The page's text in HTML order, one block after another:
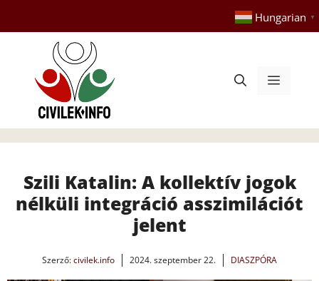
tartalomba
Hungarian ▼
Menü
Szili Katalin: A kollektív jogok
nélküli integráció asszimilációt
jelent
Szerző:civilek.info 2024. szeptember 22. DIASZPÓRA